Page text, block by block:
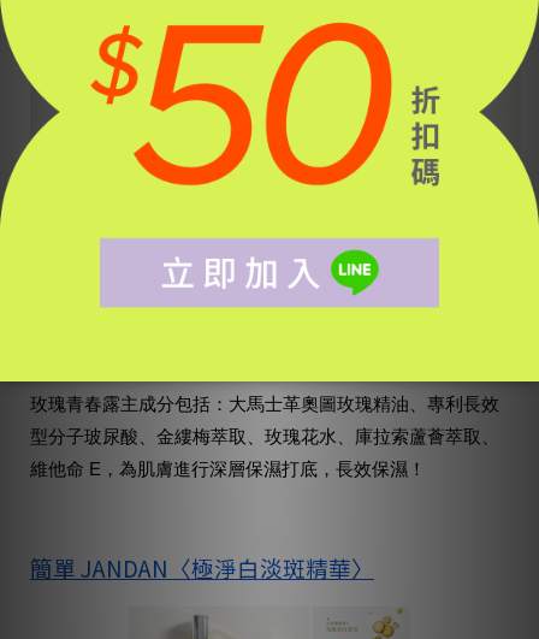
玫瑰青春露主成分包括：大馬士革奧圖玫瑰精油、專利長效
型分子玻尿酸、金縷梅萃取、玫瑰花水、庫拉索蘆薈萃取、
維他命 E，為肌膚進行深層保濕打底，長效保濕！
簡單 JANDAN〈極淨白淡斑精華〉